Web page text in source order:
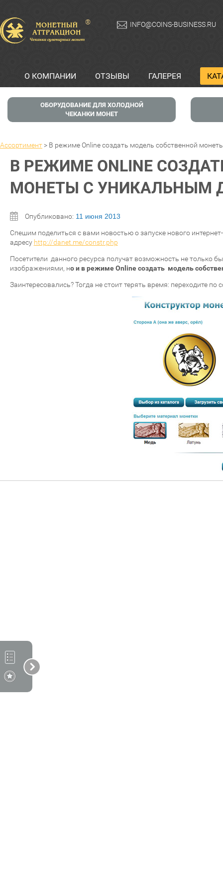
® INFO@COINS-BUSINESS.RU
О КОМПАНИИ ОТЗЫВЫ ГАЛЕРЕЯ
ОБОРУДОВАНИЕ ДЛЯ ХОЛОДНОЙ
ЧЕКАНКИ МОНЕТ
Ассортимент> В режиме Online создать модель собственной
В РЕЖИМЕ ONLINE
МОНЕТЫ С УНИКАЛЬНЫМ
Опубликовано: 11 июня 2013
Спешим поделиться с вами новостью о запуске нового
адресу http://danet.me/constr.php
Посетители данного ресурса получат возможность не только
изображениями, но и в режиме Online создать модель
Заинтересовались? Тогда не стоит терять время: переходите по